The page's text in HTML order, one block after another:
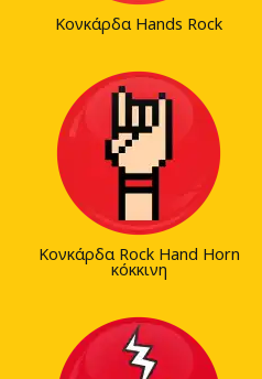
Κονκάρδα Hands Rock
Κονκάρδα Rock Hand Horn
κόκκινη